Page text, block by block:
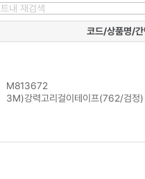
코드/상품명/간
M813672
3M)강력고리걸이테이프(762/검정)